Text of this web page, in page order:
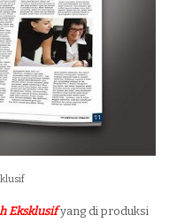
Eksklusifyang di produksi